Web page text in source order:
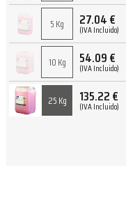
5 Kg 27.04€
(IVA Incluido)
10 Kg 54.09€
(IVA Incluido)
25 Kg 135.22€
(IVA Incluido)